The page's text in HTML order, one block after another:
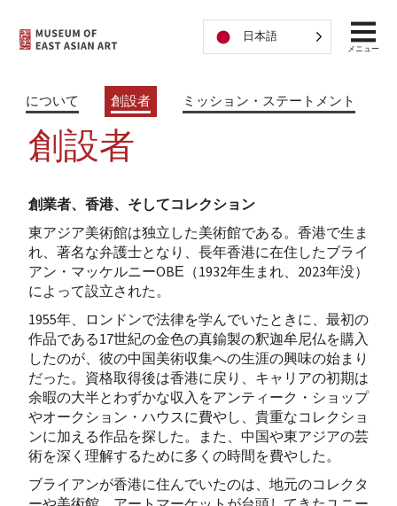
日本語
メニュー
について 創設者 ミッション・ステートメント
創設者
創業者、香港、そしてコレクション
東アジア美術館は独立した美術館である。香港で生ま
れ、著名な弁護士となり、長年香港に在住したブライ
アン・マッケルニーOBE（1932年生まれ、2023年没）
によって設立された。
1955年、ロンドンで法律を学んでいたときに、最初の
作品である17世紀の金色の真鍮製の釈迦牟尼仏を購入
したのが、彼の中国美術収集への生涯の興味の始まり
だった。資格取得後は香港に戻り、キャリアの初期は
余暇の大半とわずかな収入をアンティーク・ショップ
やオークション・ハウスに費やし、貴重なコレクショ
ンに加える作品を探した。また、中国や東アジアの芸
術を深く理解するために多くの時間を費やした。
ブライアンが香港に住んでいたのは、地元のコレクタ